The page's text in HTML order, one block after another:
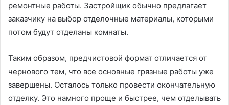
ремонтные работы. Застройщик обычно предлагает
заказчику на выбор отделочные материалы, которыми
потом будут отделаны комнаты.
Таким образом, предчистовой формат отличается от
чернового тем, что все основные грязные работы уже
завершены. Осталось только провести окончательную
отделку. Это намного проще и быстрее, чем отделывать